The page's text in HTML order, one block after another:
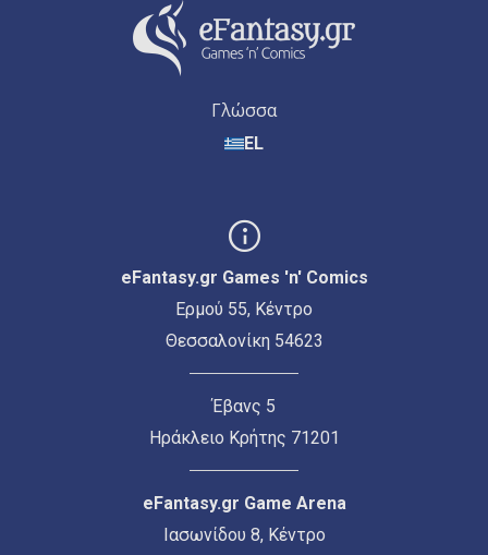
Γλώσσα
EL
eFantasy.gr Games 'n' Comics
Ερμού 55, Κέντρο
Θεσσαλονίκη 54623
Έβανς 5
Ηράκλειο Κρήτης 71201
eFantasy.gr Game Arena
Ιασωνίδου 8, Κέντρο